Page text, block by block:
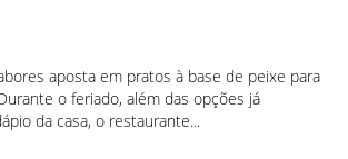
aposta em pratos à base de peixe para
o feriado, além das opções já
da casa, o restaurante...